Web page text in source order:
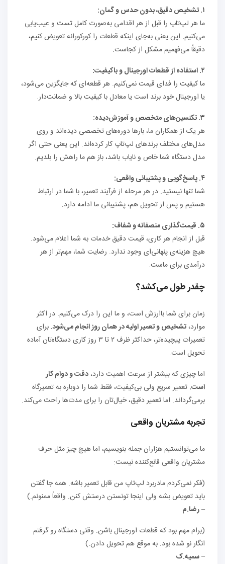
۱.تشخیص دقیق، بدون حدس و گمان:
ما هر لپ‌تاپ را قبل از هر اقدامی به‌صورت کامل تست و عیب‌یابی
می‌کنیم. این یعنی به‌جای اینکه قطعات را کورکورانه تعویض کنیم،
دقیقاً می‌فهمیم مشکل از کجاست.
۲.استفاده از قطعات اورجینال و باکیفیت:
ما کیفیت را فدای قیمت نمی‌کنیم. هر قطعه‌ای که جایگزین می‌شود،
یا اورجینال خود برند است یا معادل با کیفیت بالا و ضمانت‌دار.
۳.تکنسین‌های متخصص و آموزش‌دیده:
هر یک از همکاران ما، بارها دوره‌های تخصصی دیده‌اند و روی
مدل‌های مختلف برندهای لپ‌تاپ کار کرده‌اند. این یعنی حتی اگر
مدل دستگاه شما خاص و نایاب باشد، باز هم ما راهش را بلدیم.
۴.پاسخ‌گویی و پشتیبانی واقعی:
شما تنها نیستید. در هر مرحله از فرآیند تعمیر، با شما در ارتباط
هستیم و پس از تحویل هم، پشتیبانی ما ادامه دارد.
۵. قیمت‌گذاری منصفانه و شفاف:
قبل از انجام هر کاری، قیمت دقیق خدمات به شما اعلام می‌شود.
هیچ هزینه‌ی پنهانی‌ای وجود ندارد. رضایت شما، مهم‌تر از هر
درآمدی برای ماست.
چقدر طول می‌کشد؟
زمان برای شما باارزش است، و ما این را درک می‌کنیم. در اکثر
موارد،تشخیص و تعمیر اولیه در همان روز انجام می‌شود.برای
تعمیرات پیچیده‌تر، حداکثر ظرف ۲ تا ۳ روز کاری دستگاه‌تان آماده
تحویل است.
اما چیزی که بیشتر از سرعت اهمیت دارد،دقت و دوام کار
است. تعمیر سریع ولی بی‌کیفیت، فقط شما را دوباره به تعمیرگاه
برمی‌گرداند. اما تعمیر دقیق، خیال‌تان را برای مدت‌ها راحت می‌کند.
تجربه مشتریان واقعی
ما می‌توانستیم هزاران جمله بنویسیم، اما هیچ چیز مثل حرف
مشتریان واقعی قانع‌کننده نیست:
(فکر نمی‌کردم مادربرد لپ‌تاپ من قابل تعمیر باشه. همه جا گفتن
باید تعویض بشه ولی اینجا تونستن درستش کنن. واقعاً ممنونم.)
–رضا.م
(برام مهم بود که قطعات اورجینال باشن. وقتی دستگاه رو گرفتم
انگار نو شده بود. به موقع هم تحویل دادن.)
–سمیه.ک